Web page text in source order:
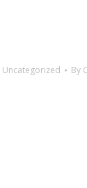
Uncategorized By